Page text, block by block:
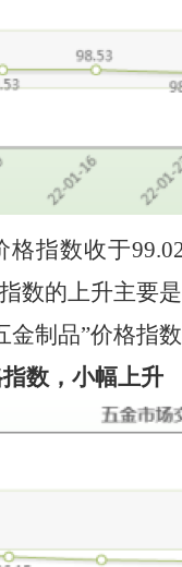
格指数收于
数的上升主要
金制品”价格指
数， 小幅上升